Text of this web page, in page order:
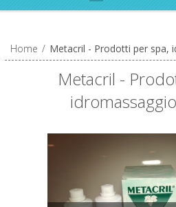
Home / Metacril - Prodotti per spa,
Metacril -